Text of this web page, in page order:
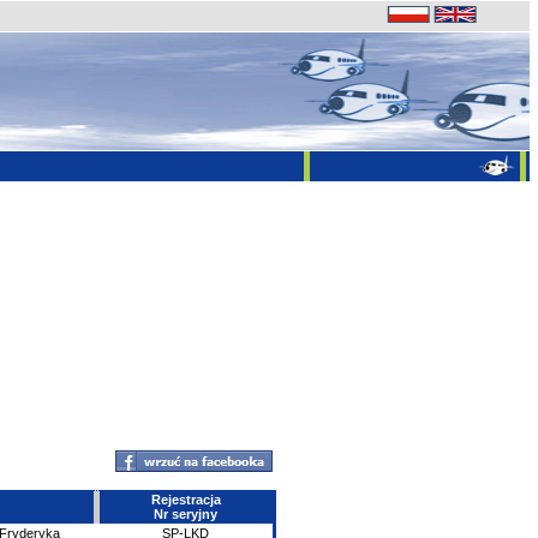
Rejestracja
Nr seryjny
SP-LKD